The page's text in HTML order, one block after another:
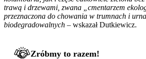
trawą i drzewami, zwana „cmentarzem
przeznaczona do chowania w trumnach i
biodegradowalnych – wskazał Dutkiewicz.
Zróbmy to razem!